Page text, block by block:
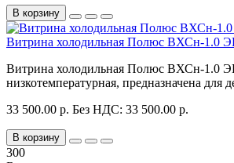
В корзину
Витрина холодильная Полюс ВХСн-1.0
Витрина холодильная Полюс ВХСн-1.0
низкотемпературная, предназначена для
33 500.00 р. Без НДС: 33 500.00 р.
В корзину
300